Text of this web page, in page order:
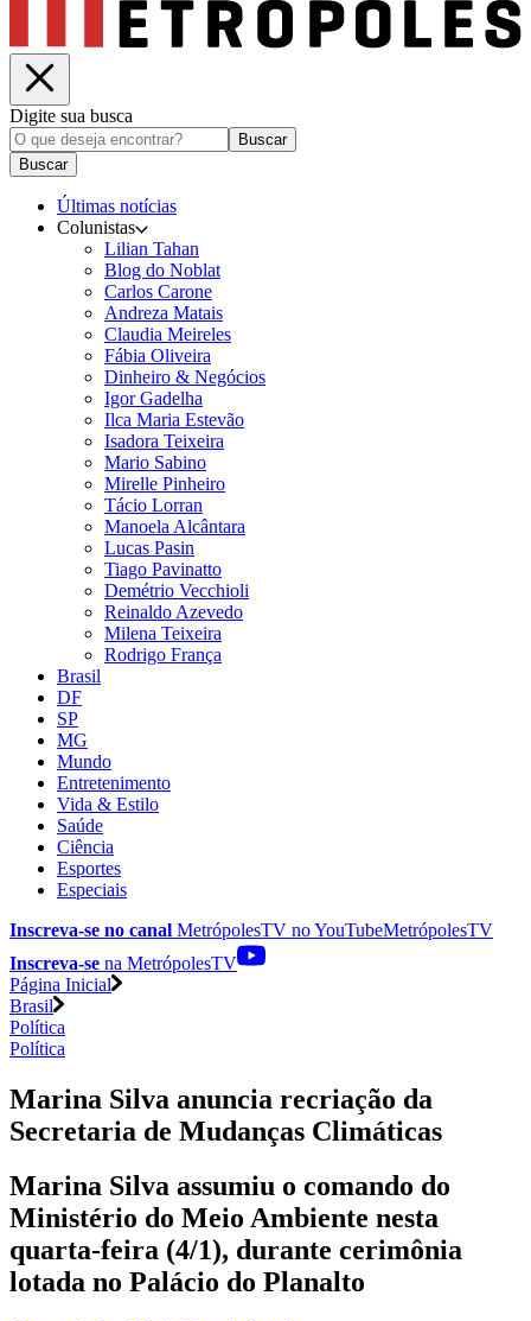
Digite sua busca
Buscar
Buscar
Últimas notícias
Colunistas
Lilian Tahan
Blog do Noblat
Carlos Carone
Andreza Matais
Claudia Meireles
Fábia Oliveira
Dinheiro & Negócios
Igor Gadelha
Ilca Maria Estevão
Isadora Teixeira
Mario Sabino
Mirelle Pinheiro
Tácio Lorran
Manoela Alcântara
Lucas Pasin
Tiago Pavinatto
Demétrio Vecchioli
Reinaldo Azevedo
Milena Teixeira
Rodrigo França
Brasil
DF
SP
MG
Mundo
Entretenimento
Vida & Estilo
Saúde
Ciência
Esportes
Especiais
Inscreva-se no canal MetrópolesTV noYouTubeMetrópolesTV
Inscreva-se na MetrópolesTV
Página Inicial
Brasil
Política
Política
Marina Silva anuncia recriação da
Secretaria de Mudanças Climáticas
Marina Silva assumiu o comando do
Ministério do Meio Ambiente nesta
quarta-feira (4/1), durante cerimônia
lotada no Palácio do Planalto